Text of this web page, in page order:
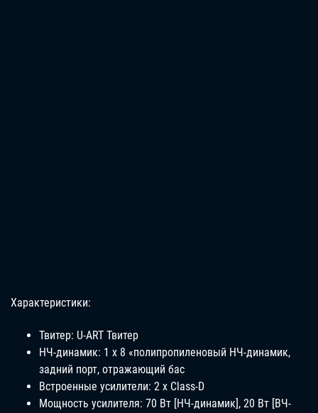
Характеристики:
Твитер: U-ART Твитер
НЧ-динамик: 1 х 8 «полипропиленовый НЧ-динамик,
задний порт, отражающий бас
Встроенные усилители: 2 x Class-D
Мощность усилителя: 70 Вт [НЧ-динамик], 20 Вт [ВЧ-